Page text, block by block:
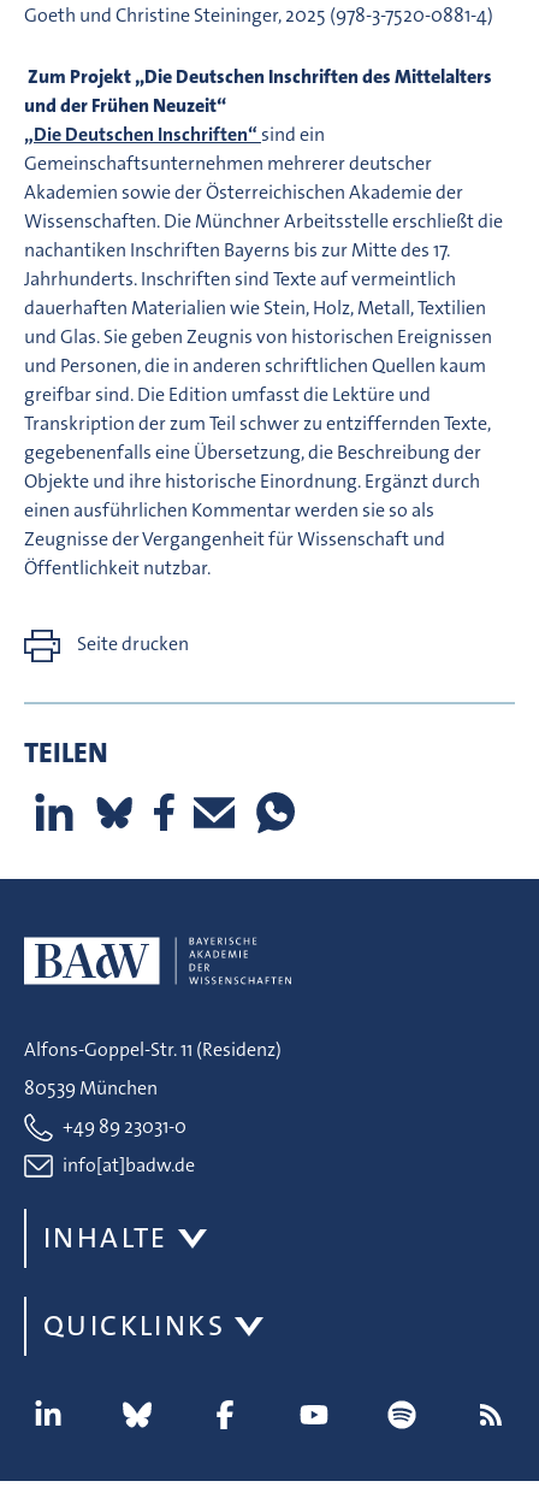
Goeth und Christine Steininger, 2025 (978-3-7520-0881-4)
Zum Projekt „Die Deutschen Inschriften des Mittelalters
und der Frühen Neuzeit“
„Die Deutschen Inschriften“ sind ein
Gemeinschaftsunternehmen mehrerer deutscher
Akademien sowie der Österreichischen Akademie der
Wissenschaften. Die Münchner Arbeitsstelle erschließt die
nachantiken Inschriften Bayerns bis zur Mitte des 17.
Jahrhunderts. Inschriften sind Texte auf vermeintlich
dauerhaften Materialien wie Stein, Holz, Metall, Textilien
und Glas. Sie geben Zeugnis von historischen Ereignissen
und Personen, die in anderen schriftlichen Quellen kaum
greifbar sind. Die Edition umfasst die Lektüre und
Transkription der zum Teil schwer zu entziffernden Texte,
gegebenenfalls eine Übersetzung, die Beschreibung der
Objekte und ihre historische Einordnung. Ergänzt durch
einen ausführlichen Kommentar werden sie so als
Zeugnisse der Vergangenheit für Wissenschaft und
Öffentlichkeit nutzbar.
Seite drucken
TEILEN
Alfons-Goppel-Str. 11 (Residenz)
80539 München
+49 89 23031-0
info[at]badw.de
INHALTE
QUICKLINKS